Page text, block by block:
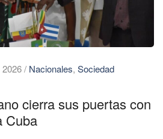
/ Nacionales, Sociedad
cierra sus puertas con
Cuba